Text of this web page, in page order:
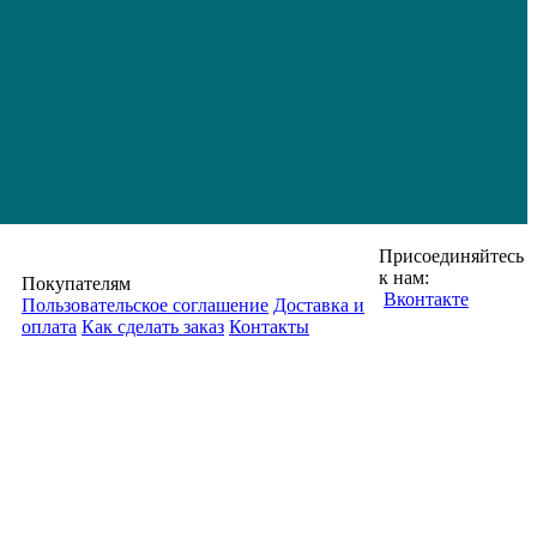
Покупателям
Пользовательское соглашение Доставка и
оплата Как сделать заказ Контакты
Присоединяйтесь
к нам:
Вконтакте